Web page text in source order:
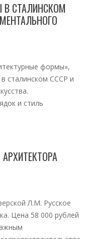
СТАЛИНСКОМ
формы»,
сталинском СССР и
и стиль
Л.М. Русское
Цена 58 000 рублей